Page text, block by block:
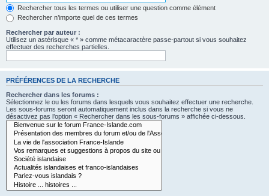
Rechercher tous les termes ou utiliser une question comme élément
Rechercher n’importe quel de ces termes
Rechercher par auteur :
Utilisez un astérisque « * » comme métacaractère passe-partout si vous souhaitez
effectuer des recherches partielles.
PRÉFÉRENCES DE LA RECHERCHE
Rechercher dans les forums :
Sélectionnez le ou les forums dans lesquels vous souhaitez effectuer une recherche.
Les sous-forums seront automatiquement inclus dans la recherche si vous ne
désactivez pas l’option « Rechercher dans les sous-forums » affichée ci-dessous.